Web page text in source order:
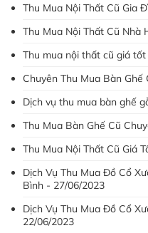
Thu Mua Nội Thất Cũ Gia
Thu Mua Nội Thất Cũ Nhà
Thu mua nội thất cũ giá
Chuyên Thu Mua Bàn
Dịch vụ thu mua bàn ghế
Thu Mua Bàn Ghế Cũ
Thu Mua Nội Thất Cũ Giá
Dịch Vụ Thu Mua Đồ Cổ
Bình - 27/06/2023
Dịch Vụ Thu Mua Đồ Cổ
22/06/2023